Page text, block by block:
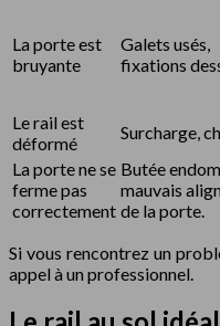
La porte est
bruyante
Galets usés,
fixations
Le rail est
déformé
Surcharge,
La porte ne se
ferme pas
correctement
Butée
mauvais
de la porte.
Si vous rencontrez un
appel à un professionnel.